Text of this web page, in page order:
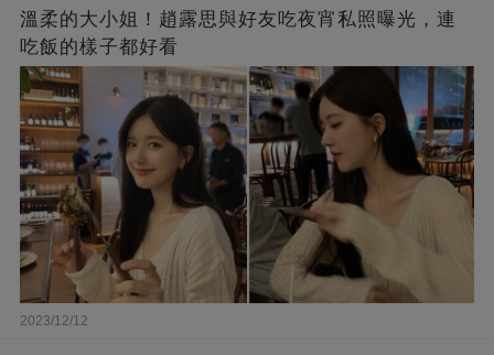
溫柔的大小姐！趙露思與好友吃夜宵私照曝光，連
吃飯的樣子都好看
2023/12/12